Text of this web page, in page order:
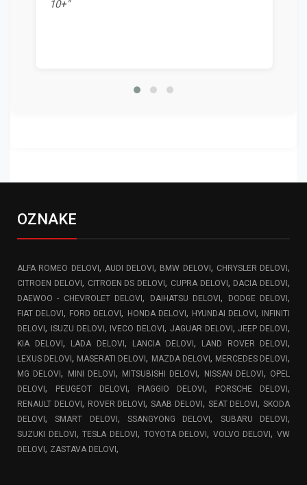
OZNAKE
ALFA ROMEO DELOVI , AUDI DELOVI , BMW DELOVI , CHRYSLER DELOVI ,
CITROEN DELOVI , CITROEN DS DELOVI , CUPRA DELOVI , DACIA DELOVI ,
DAEWOO - CHEVROLET DELOVI, DAIHATSU DELOVI, DODGE DELOVI,
FIAT DELOVI, FORD DELOVI, HONDA DELOVI , HYUNDAI DELOVI ,
INFINITI
DELOVI , ISUZU DELOVI , IVECO DELOVI , JAGUAR DELOVI ,JEEP DELOVI ,
KIA DELOVI , LADA DELOVI , LANCIA DELOVI , LAND ROVER DELOVI ,
LEXUS DELOVI, MASERATI DELOVI, MAZDA DELOVI , MERCEDES DELOVI,
MG DELOVI, MINI DELOVI , MITSUBISHI DELOVI, NISSAN DELOVI , OPEL
DELOVI , PEUGEOT DELOVI , PIAGGIO DELOVI , PORSCHE DELOVI ,
RENAULT DELOVI , ROVER DELOVI, SAAB DELOVI , SEAT DELOVI, SKODA
DELOVI ,SMART DELOVI ,SSANGYONG DELOVI, SUBARU DELOVI,
SUZUKI DELOVI ,TESLA DELOVI , TOYOTA DELOVI, VOLVO DELOVI, VW
DELOVI , ZASTAVA DELOVI ,